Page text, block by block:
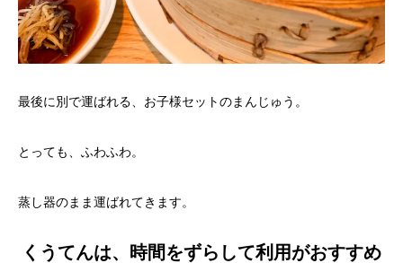
最後に別で運ばれる、お子様セットのまんじゅう。
とっても、ふわふわ。
蒸し器のまま運ばれてきます。
くうてんは、時間をずらして利用がおすすめ